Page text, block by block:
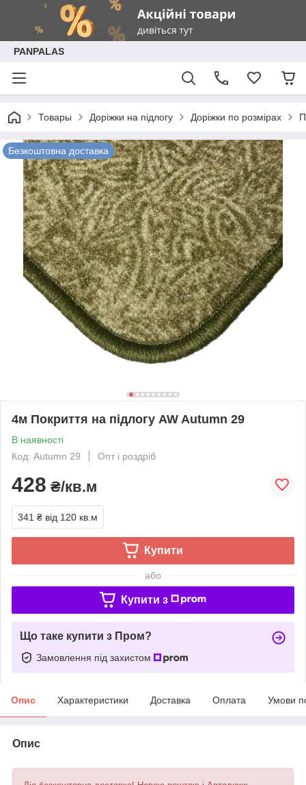
PANPALAS
Товары Доріжки на підлогу Доріжки по розмірах
Безкоштовна доставка
4м Покриття на підлогу AW Autumn 29
В наявності
Код: Autumn 29
Опт і роздріб
428 ₴/кв.м
341 ₴ від 120 кв.м
Купити
або
Купити з
Що таке купити з Пром?
Замовлення під захистом
Опис Характеристики Доставка Оплата Умови
Опис